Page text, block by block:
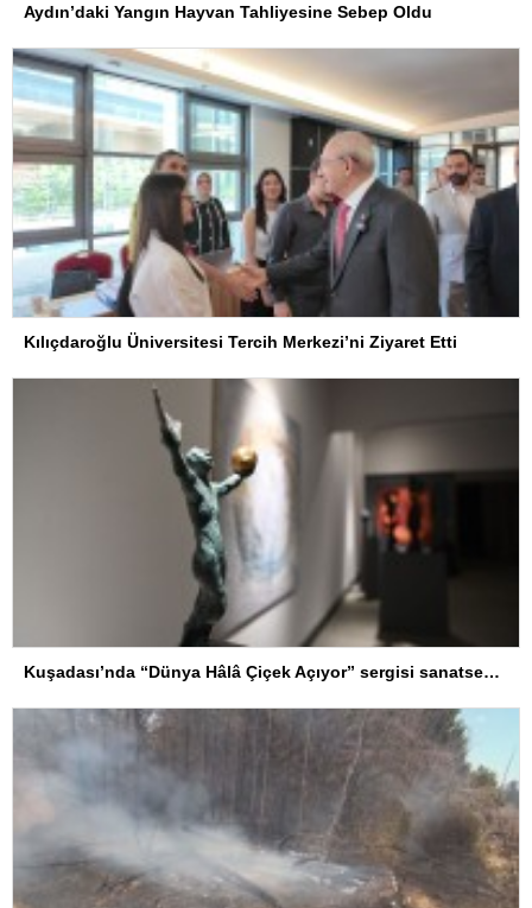
Aydın’daki Yangın Hayvan Tahliyesine Sebep Oldu
Kılıçdaroğlu Üniversitesi Tercih Merkezi’ni Ziyaret Etti
Kuşadası’nda “Dünya Hâlâ Çiçek Açıyor” sergisi sanatseverlerle buluşuyor